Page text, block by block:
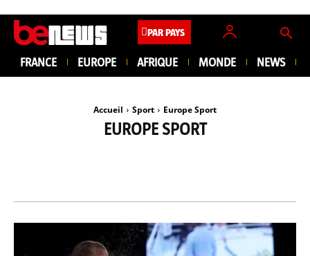
PAR PAYS
FRANCE EUROPE AFRIQUE MONDE NEWS
Accueil Sport Europe Sport
EUROPE SPORT